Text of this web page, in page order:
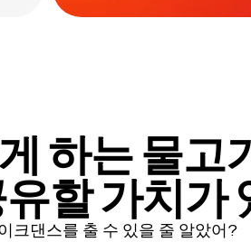
하는 물고
할 가치가
크댄스를 출 수 있을 줄 알았어?